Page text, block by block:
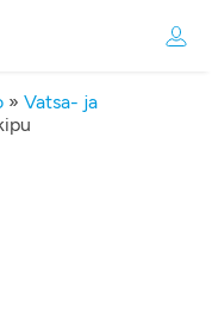
» Vatsa- ja